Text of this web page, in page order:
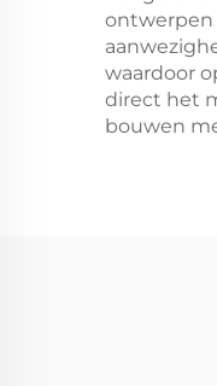
ontwerpen
waardoor
direct het
bouwen